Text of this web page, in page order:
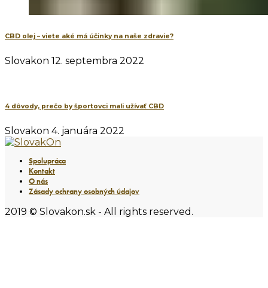
CBD olej – viete aké má účinky na naše zdravie?
Slovakon 12. septembra 2022
4 dôvody, prečo by športovci mali užívať CBD
Slovakon 4. januára 2022
Spolupráca
Kontakt
O nás
Zásady ochrany osobných údajov
2019 © Slovakon.sk - All rights reserved.